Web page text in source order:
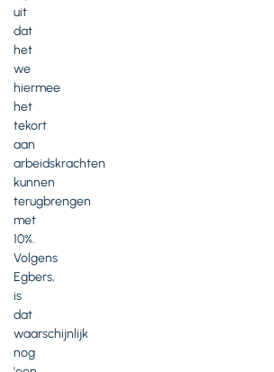
uit
dat
het
we
hiermee
het
tekort
aan
arbeidskrachten
kunnen
terugbrengen
met
10%.
Volgens
Egbers,
is
dat
waarschijnlijk
nog